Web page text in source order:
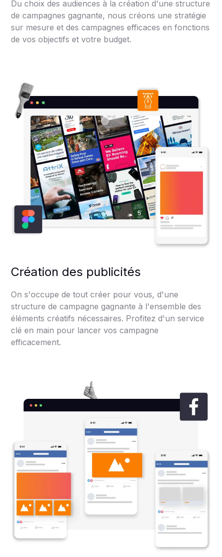
Du choix des audiences à la création d'une structure
de campagnes gagnante, nous créons une stratégie
sur mesure et des campagnes efficaces en fonctions
de vos objectifs et votre budget.
Création des publicités
On s'occupe de tout créer pour vous, d'une
structure de campagne gagnante à l'ensemble des
éléments créatifs nécessaires. Profitez d'un service
clé en main pour lancer vos campagne
efficacement.